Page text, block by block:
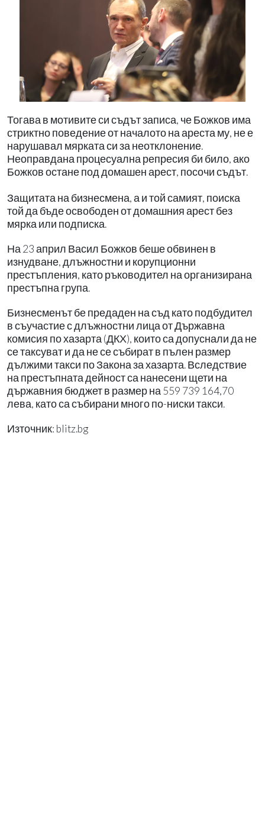
Тогава в мотивите си съдът записа, че Божков има
стриктно поведение от началото на ареста му, не е
нарушавал мярката си за неотклонение.
Неоправдана процесуална репресия би било, ако
Божков остане под домашен арест, посочи съдът.
Защитата на бизнесмена, а и той самият, поиска
той да бъде освободен от домашния арест без
мярка или подписка.
На 23 април Васил Божков беше обвинен в
изнудване, длъжностни и корупционни
престъпления, като ръководител на организирана
престъпна група.
Бизнесменът бе предаден на съд като подбудител
в съучастие с длъжностни лица от Държавна
комисия по хазарта (ДКХ), които са допуснали да не
се таксуват и да не се събират в пълен размер
дължими такси по Закона за хазарта. Вследствие
на престъпната дейност са нанесени щети на
държавния бюджет в размер на 559 739 164,70
лева, като са събирани много по-ниски такси.
Източник: blitz.bg